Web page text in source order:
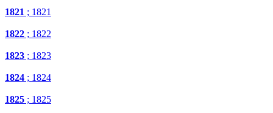
1821 ; 1821
1822 ; 1822
1823 ; 1823
1824 ; 1824
1825 ; 1825